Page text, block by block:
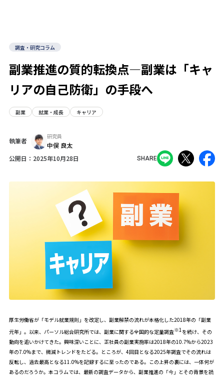
調査・研究コラム
副業推進の質的転換点―副業は「キャ
リアの自己防衛」の手段へ
副業 就業・成長 キャリア
公開日： 2025年10月28日 SHARE
執筆者
研究員
中俣 良太
厚生労働省が「モデル就業規則」を改定し、副業解禁の流れが本格化した2018年の「副業
元年」。以来、パーソル総合研究所では、副業に関する全国的な定量調査※1 を続け、その
動向を追いかけてきた。興味深いことに、正社員の副業実施率は2018年の10.7%から2023
年の7.0%まで、微減トレンドをたどる。ところが、4回目となる2025年調査でその流れは
反転し、過去最高となる11.0%を記録するに至ったのである。この上昇の裏には、一体何が
あるのだろうか。本コラムでは、最新の調査データから、副業推進の「今」とその背景を読